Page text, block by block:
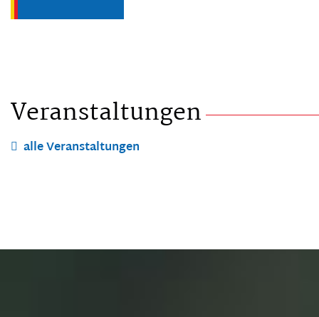
Veranstaltungen
alle Veranstaltungen